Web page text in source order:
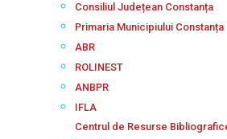
Consiliul Județean Constanța
Primaria Municipiului Constanța
ABR
ROLINEST
ANBPR
IFLA
Centrul de Resurse